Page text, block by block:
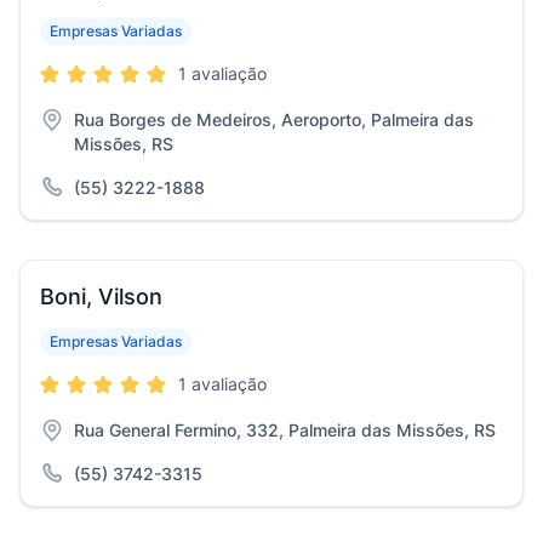
Empresas Variadas
1 avaliação
Rua Borges de Medeiros, Aeroporto, Palmeira das
Missões, RS
(55) 3222-1888
Boni, Vilson
Empresas Variadas
1 avaliação
Rua General Fermino, 332, Palmeira das Missões, RS
(55) 3742-3315